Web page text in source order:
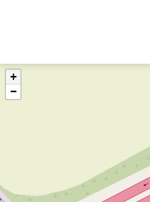
+
−